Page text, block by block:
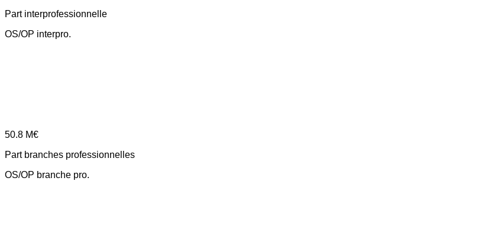
Part interprofessionnelle
OS/OP interpro.
50.8 M€
Part branches professionnelles
OS/OP branche pro.